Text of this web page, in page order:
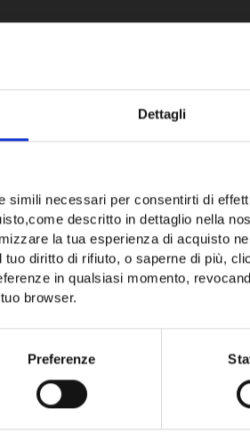
Dettagli
simili necessari per consentirti di
descritto in dettaglio nella
la tua esperienza di acquisto
diritto di rifiuto, o saperne di più,
in qualsiasi momento,
browser.
Preferenze